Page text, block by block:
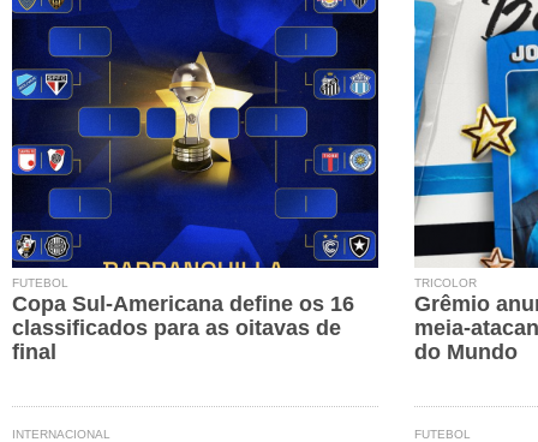
FUTEBOL
Copa Sul-Americana define os 16
classificados para as oitavas de
final
INTERNACIONAL
TRICOLOR
Grêmio
meia-
do Mundo
FUTEBOL